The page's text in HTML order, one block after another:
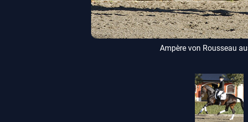
Ampère von Rousseau